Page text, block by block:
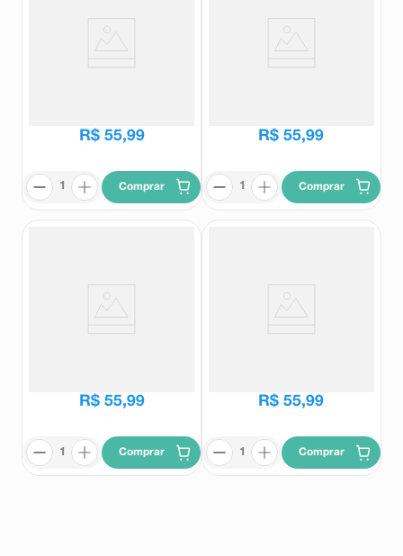
R$ 55,99
Comprar
R$ 55,99
Comprar
Sorvete Ben&Jerry's Chocolate
R$ 55,99
Comprar
Sorvete Ben&Jerry's Half Baked
R$ 55,99
Comprar